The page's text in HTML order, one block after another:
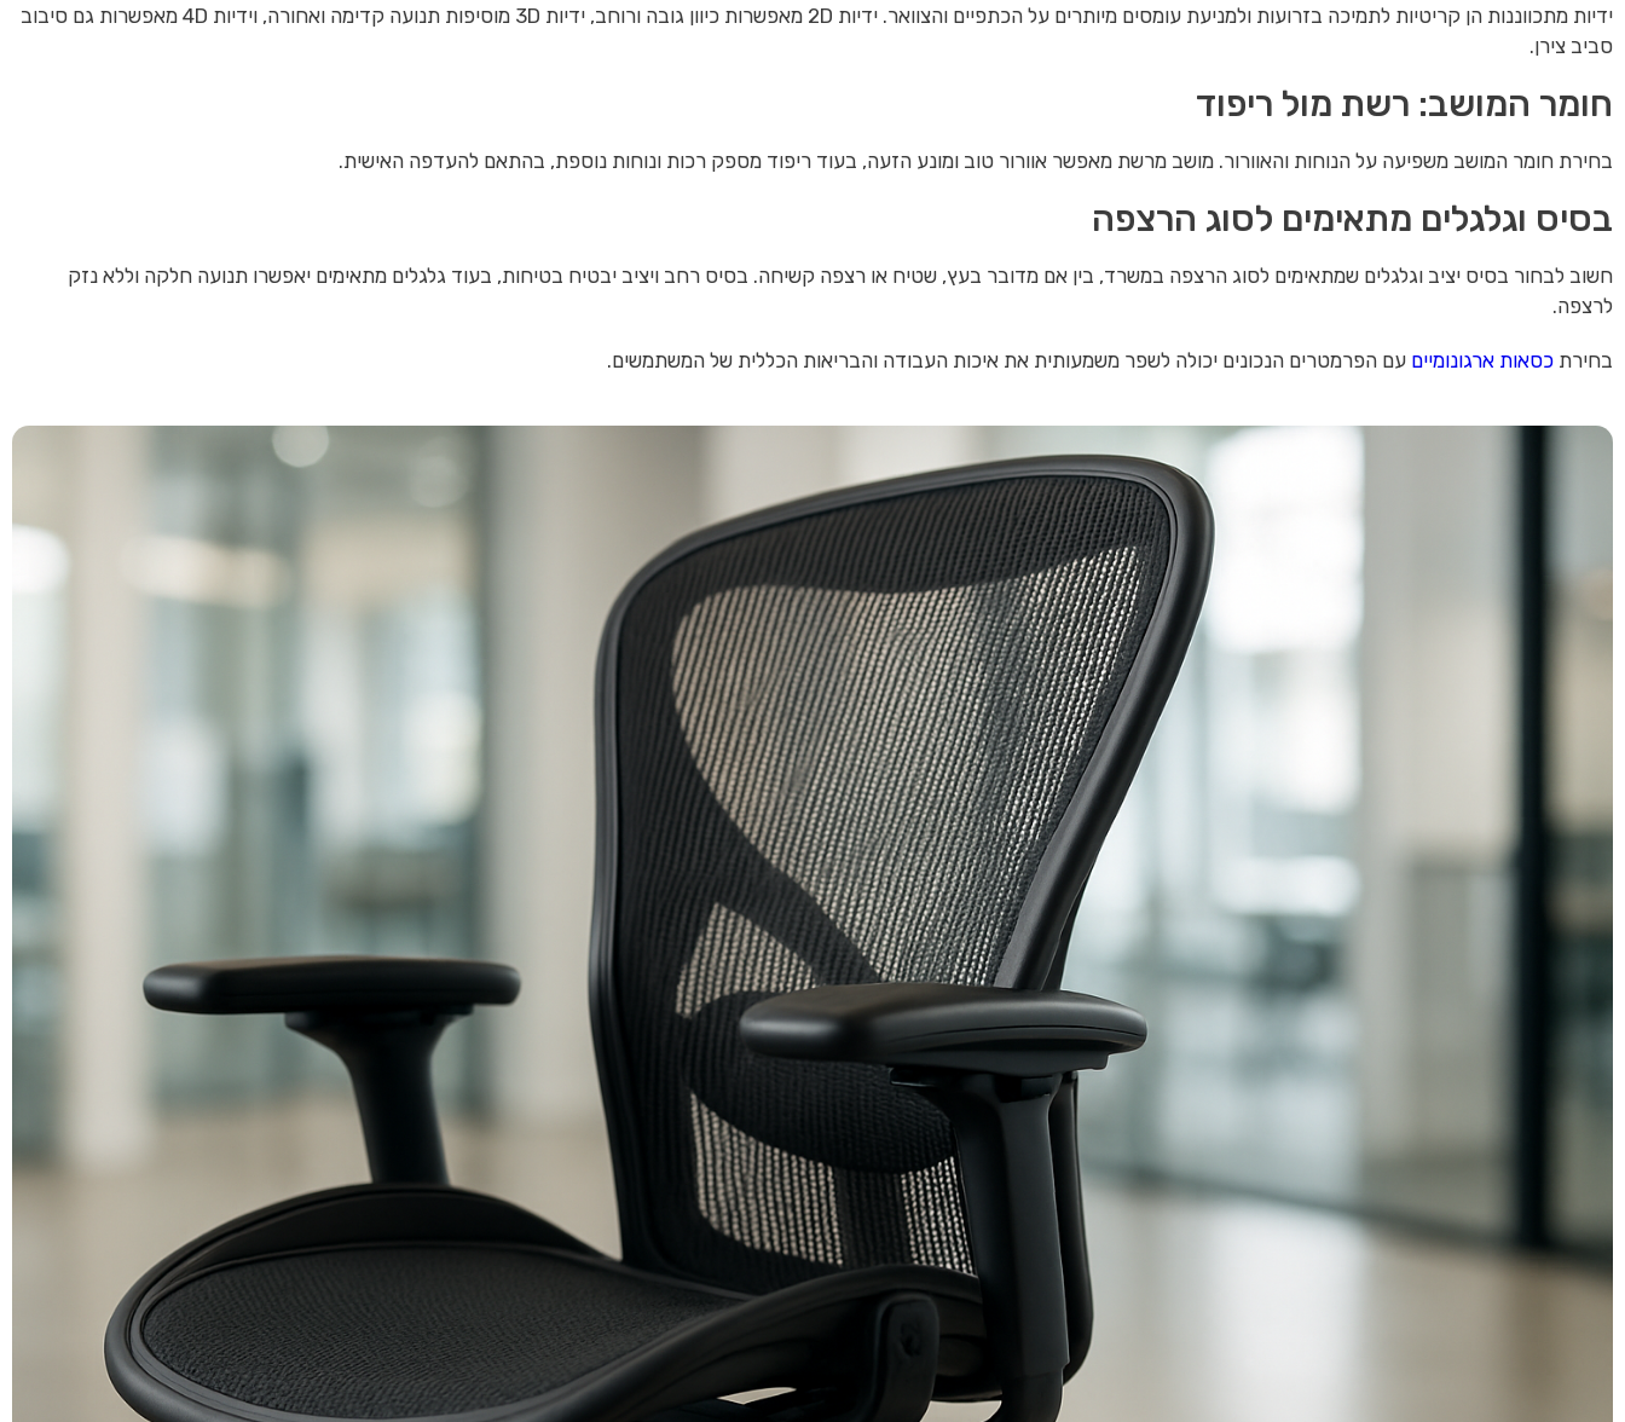
ידיות מתכווננות הן קריטיות לתמיכה בזרועות ולמניעת עומסים מיותרים על הכתפיים והצוואר. ידיות 2D מאפשרות כיוון גובה ורוחב, ידיות 3D מוסיפות תנועה קדימה ואחורה, וידיות 4D מאפשרות גם סיבוב
סביב צירן.
חומר המושב: רשת מול ריפוד
בחירת חומר המושב משפיעה על הנוחות והאוורור. מושב מרשת מאפשר אוורור טוב ומונע הזעה, בעוד ריפוד מספק רכות ונוחות נוספת, בהתאם להעדפה האישית.
בסיס וגלגלים מתאימים לסוג הרצפה
חשוב לבחור בסיס יציב וגלגלים שמתאימים לסוג הרצפה במשרד, בין אם מדובר בעץ, שטיח או רצפה קשיחה. בסיס רחב ויציב יבטיח בטיחות, בעוד גלגלים מתאימים יאפשרו תנועה חלקה וללא נזק
לרצפה.
בחירת כסאות ארגונומיים עם הפרמטרים הנכונים יכולה לשפר משמעותית את איכות העבודה והבריאות הכללית של המשתמשים.